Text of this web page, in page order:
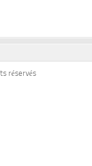
réservés